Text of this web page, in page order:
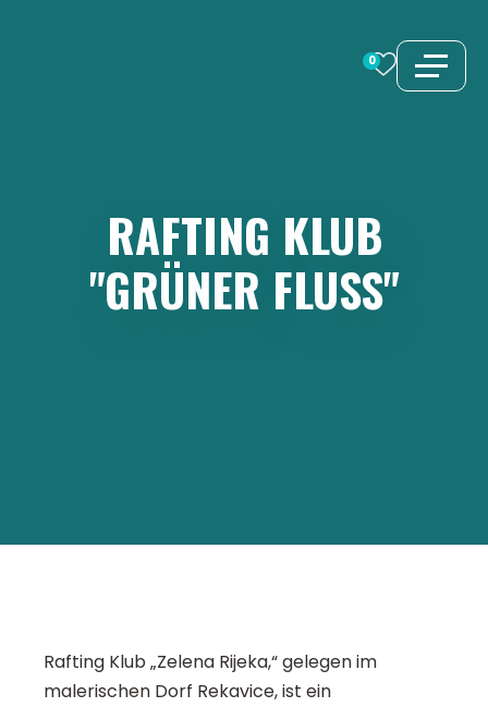
0
RAFTING KLUB
"GRÜNER FLUSS"
Rafting Klub „Zelena Rijeka,“ gelegen im
malerischen Dorf Rekavice, ist ein